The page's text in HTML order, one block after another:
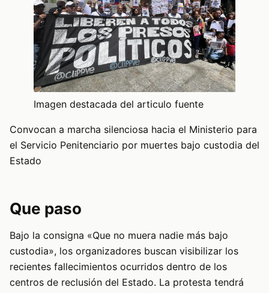
Imagen destacada del articulo fuente
Convocan a marcha silenciosa hacia el Ministerio para
el Servicio Penitenciario por muertes bajo custodia del
Estado
Que paso
Bajo la consigna «Que no muera nadie más bajo
custodia», los organizadores buscan visibilizar los
recientes fallecimientos ocurridos dentro de los
centros de reclusión del Estado. La protesta tendrá